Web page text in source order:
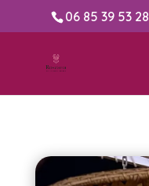
06 85 39 53 28